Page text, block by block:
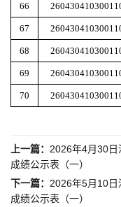
66
67
68
69
70
上一篇： 2026年4月30日
成绩公示表（一）
下一篇： 2026年5月10日
成绩公示表（一）